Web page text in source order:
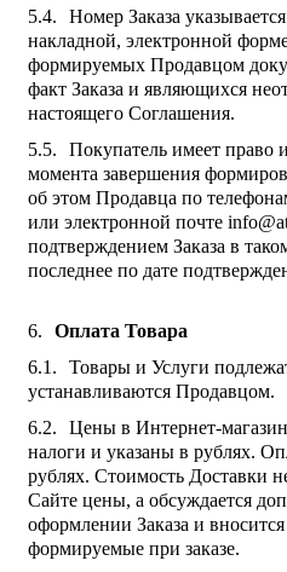
Номер Заказа
накладной, электронной
формируемых Продавцом
факт Заказа и являющихся
настоящего Соглашения.
Покупатель имеет право
момента завершения
об этом Продавца по
или электронной почте
подтверждением Заказа в
последнее по дате
Оплата Товара
Товары и Услуги
устанавливаются Продавцом.
Цены в Интернет-
налоги и указаны в рублях.
рублях. Стоимость Доставки
Сайте цены, а обсуждается
оформлении Заказа и
формируемые при заказе.